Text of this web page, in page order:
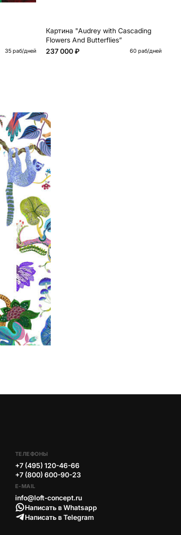
35 раб/дней
Картина "Audrey with Cascading
Flowers And Butterflies”
237 000 ₽
60 раб/дней
ТЕЛЕФОНЫ
+7 (495) 120-46-66
+7 (800) 600-90-23
E-MAIL
info@loft-concept.ru
Написать в Whatsapp
Написать в Telegram